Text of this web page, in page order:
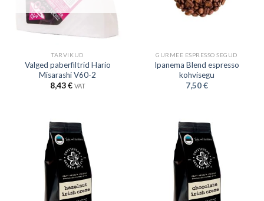
TARVIKUD
Valged paberfiltrid Hario
Misarashi V60-2
8,43€ VAT
GURMEE ESPRESSO SEGUD
Ipanema Blend espresso
kohvisegu
7,50€